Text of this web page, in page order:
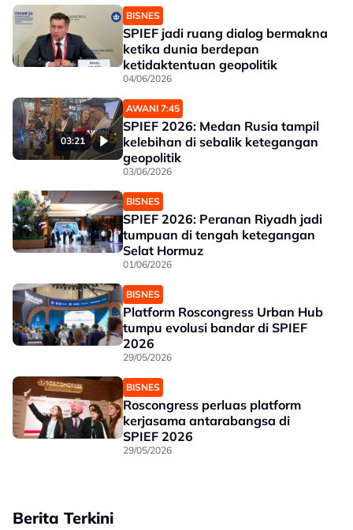
BISNES
SPIEF jadi ruang dialog bermakna
ketika dunia berdepan
ketidaktentuan geopolitik
04/06/2026
03:21
AWANI 7:45
SPIEF 2026: Medan Rusia tampil
kelebihan di sebalik ketegangan
geopolitik
03/06/2026
BISNES
SPIEF 2026: Peranan Riyadh jadi
tumpuan di tengah ketegangan
Selat Hormuz
01/06/2026
BISNES
Platform Roscongress Urban Hub
tumpu evolusi bandar di SPIEF
2026
29/05/2026
BISNES
Roscongress perluas platform
kerjasama antarabangsa di
SPIEF 2026
29/05/2026
Berita Terkini